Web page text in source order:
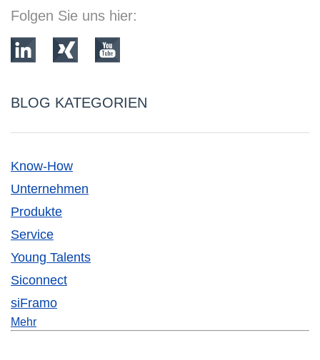
Folgen Sie uns hier:
BLOG KATEGORIEN
Know-How
Unternehmen
Produkte
Service
Young Talents
Siconnect
siFramo
Mehr